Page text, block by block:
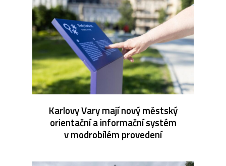
Karlovy Vary mají nový městský
orientační a informační systém
v modrobílém provedení